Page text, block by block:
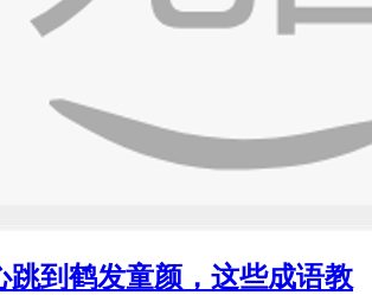
跳到鹤发童颜，这些成语教